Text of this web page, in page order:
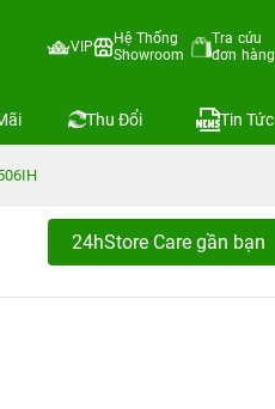
VIP
Hệ Thống
Showroom
Tra cứu
đơn hàng
Thu Đổi Tin Tức
24hStore Care gần bạn